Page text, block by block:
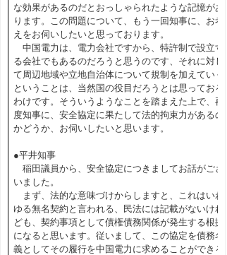
な効果があるのだとおっしゃられたような記憶があ
ります。この問題について、もう一回知事に、お考
えをお伺いしたいと思っております。
中国電力は、電力会社ですから、特許制で設立す
る会社でもあるのだろうと思うのです、それに対し
て周辺地域や立地自治体について規制を加えていく
ということは、当然国の役目だろうとは思っておる
わけです。そういうようなことを踏まえた上で、再
度知事に、安全協定に果たして法的拘束力があるの
かどうか、お伺いしたいと思います。
●平井知事
稲田議員から、安全協定につきましてお話がござ
いました。
まず、法的な意味づけからしますと、これはいわ
ゆる無名契約と言われる、民法には記載がないけれ
ども、契約事項として債権債務関係が発生する根拠
になると思います。従いまして、この協定を債務名
義としてその履行を中国電力に求めることができる